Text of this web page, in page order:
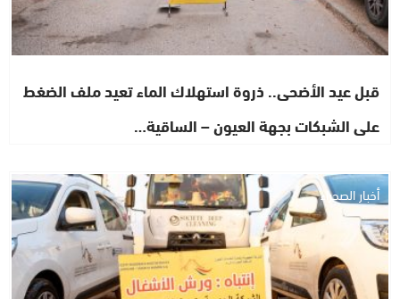
قبل عيد الأضحى.. ذروة استهلاك الماء تعيد ملف الضغط
على الشبكات بجهة العيون – الساقية…
أخبار الصحراء